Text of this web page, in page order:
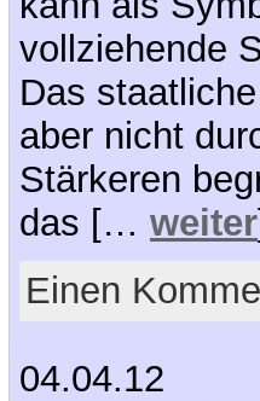
vollziehende
Das
aber nicht
Stärkeren
das [… weiter
Einen
04.04.12